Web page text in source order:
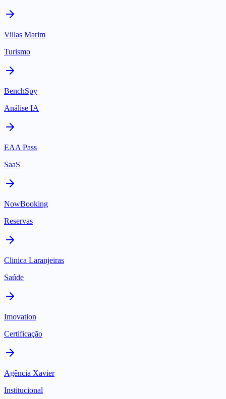
Villas Marim
Turismo
BenchSpy
Análise IA
EAA Pass
SaaS
NowBooking
Reservas
Clinica Laranjeiras
Saúde
Imovation
Certificação
Agência Xavier
Institucional